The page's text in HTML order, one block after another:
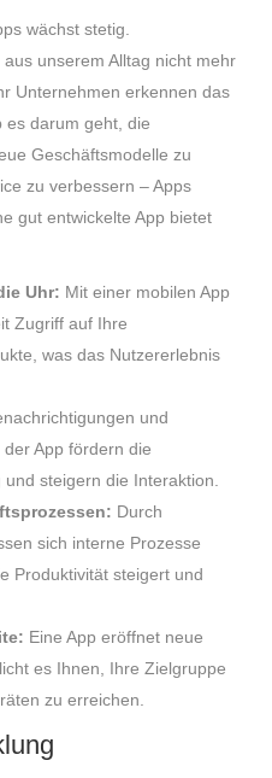
wächst stetig.
unserem Alltag nicht mehr
Unternehmen erkennen das
es darum geht, die
Geschäftsmodelle zu
zu verbessern – Apps
gut entwickelte App bietet
Uhr: Mit einer mobilen App
Zugriff auf Ihre
was das Nutzererlebnis
und
App fördern die
steigern die Interaktion.
Durch
sich interne Prozesse
Produktivität steigert und
Eine App eröffnet neue
es Ihnen, Ihre Zielgruppe
zu erreichen.